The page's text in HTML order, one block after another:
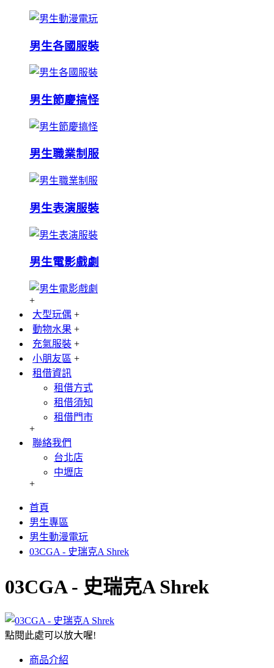
男生各國服裝
男生節慶搞怪
男生職業制服
男生表演服裝
男生電影戲劇
+
大型玩偶 +
動物水果 +
充氣服裝 +
小朋友區 +
租借資訊
租借方式
租借須知
租借門市
+
聯絡我們
台北店
中壢店
+
首頁
男生專區
男生動漫電玩
03CGA - 史瑞克A Shrek
03CGA - 史瑞克A Shrek
點閱此處可以放大喔!
商品介紹